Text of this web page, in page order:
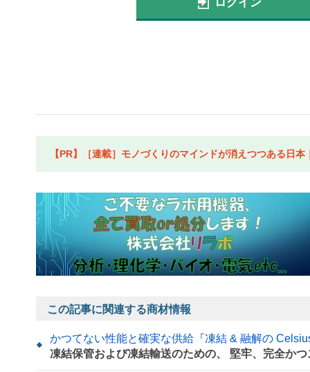
【PR】［連載］モノづくりのマインドが消えつつある日
この記事に関連する商材情報
かつてない性能と確実な供給『凍結 & 融解の
凍結保管および凍結輸送のための、 堅牢、完全か